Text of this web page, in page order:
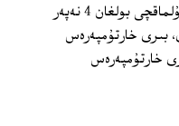
مال - مۈلكىنى توڭلىتىش ئىمبارگوسى قويۇلماقچى بولغان 4 نەپەر
بىرى خارتۇمپەرەس
خارتۇمپەرەس